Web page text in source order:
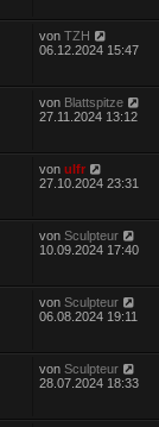
von TZH
06.12.2024 15:47
von Blattspitze
27.11.2024 13:12
von ulfr
27.10.2024 23:31
von Sculpteur
10.09.2024 17:40
von Sculpteur
06.08.2024 19:11
von Sculpteur
28.07.2024 18:33